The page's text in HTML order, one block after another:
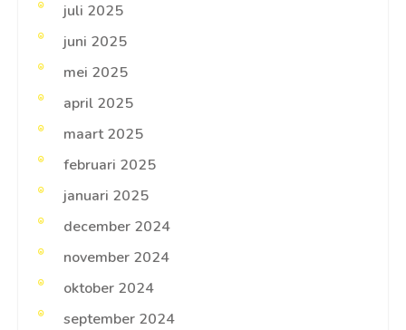
juli 2025
juni 2025
mei 2025
april 2025
maart 2025
februari 2025
januari 2025
december 2024
november 2024
oktober 2024
september 2024